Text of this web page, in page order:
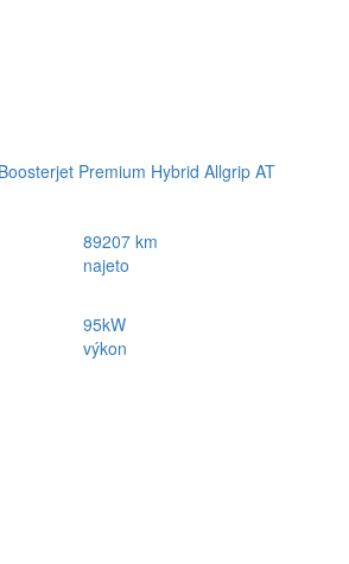
Premium Hybrid Allgrip AT
89207 km
najeto
95kW
výkon